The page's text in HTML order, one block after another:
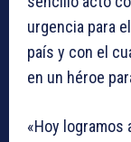
urgencia para
país y con el
en un héroe
«Hoy